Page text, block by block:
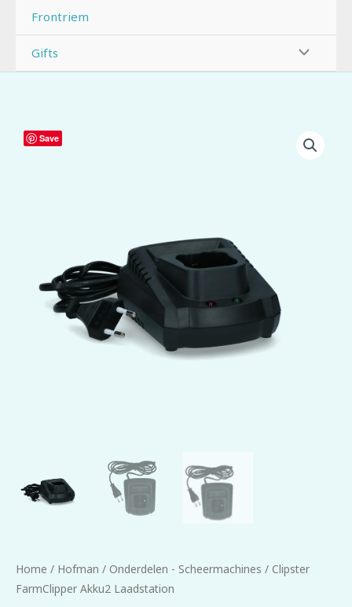
Frontriem
Gifts
Save
Home / Hofman / Onderdelen - Scheermachines / Clipster
FarmClipper Akku2 Laadstation
Clipster
FarmClipper